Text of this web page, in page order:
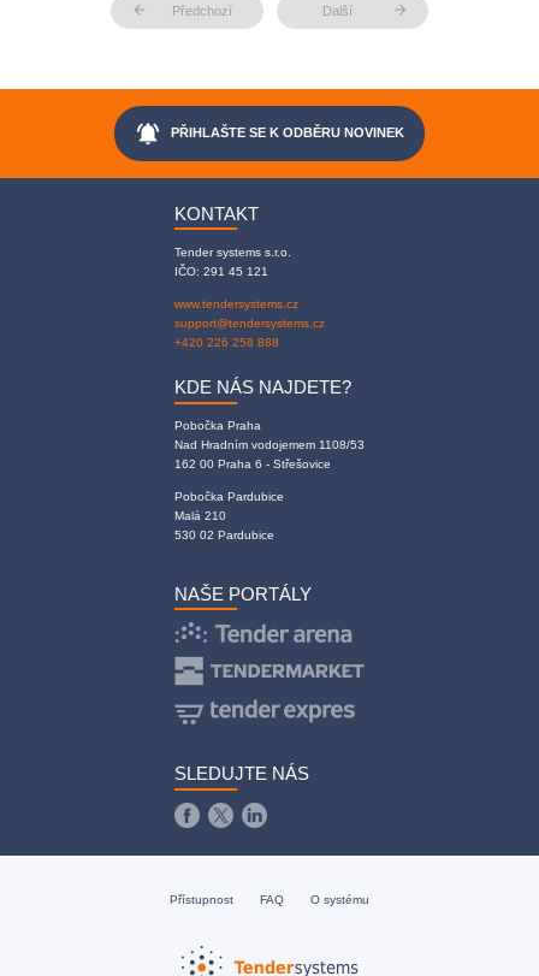
arrow_back Předchozí Další arrow_forward
notifications_active PŘIHLAŠTE SE K ODBĚRU NOVINEK
KONTAKT
Tender systems s.r.o.
IČO: 291 45 121
www.tendersystems.cz
support@tendersystems.cz
+420 226 258 888
KDE NÁS NAJDETE?
Pobočka Praha
Nad Hradním vodojemem 1108/53
162 00 Praha 6 - Střešovice
Pobočka Pardubice
Malá 210
530 02 Pardubice
NAŠE PORTÁLY
SLEDUJTE NÁS
Přístupnost FAQ O systému